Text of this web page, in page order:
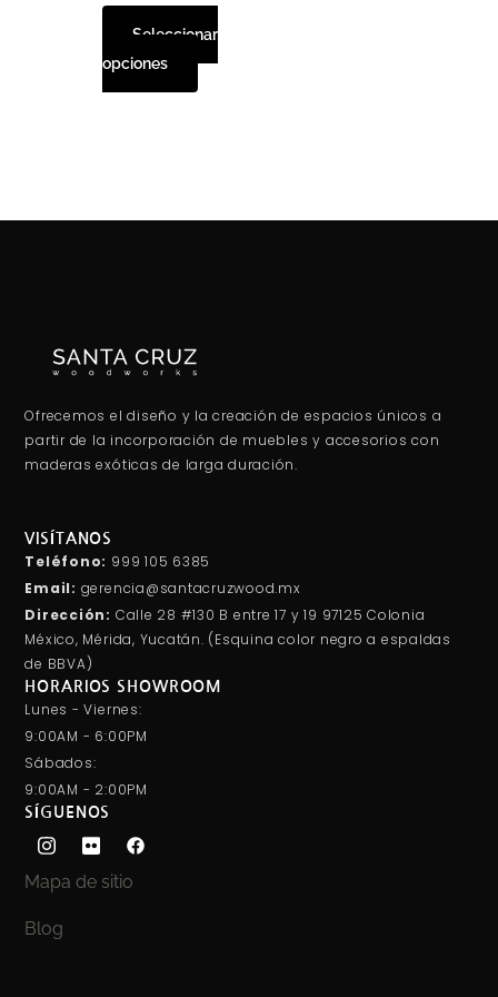
Seleccionar
opciones
la
Ofrecemos el diseño y la creación de espacios únicos a
partir de la incorporación de muebles y accesorios con
maderas exóticas de larga duración.
VISÍTANOS
Teléfono: 999 105 6385
Email: gerencia@santacruzwood.mx
Dirección: Calle 28 #130 B entre 17 y 19 97125 Colonia
México, Mérida, Yucatán. (Esquina color negro a espaldas
de BBVA)
HORARIOS SHOWROOM
Lunes - Viernes:
9:00AM - 6:00PM
Sábados:
9:00AM - 2:00PM
SÍGUENOS
Mapa de sitio
Blog